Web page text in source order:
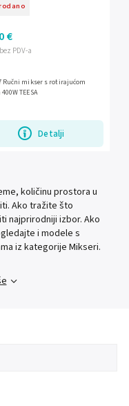
PDV-a
€
Detalji
Ručni mikser s rotirajućom
TEESA
količinu prostora u
Ako tražite što
najprirodniji izbor. Ako
i modele s
iz kategorije Mikseri.